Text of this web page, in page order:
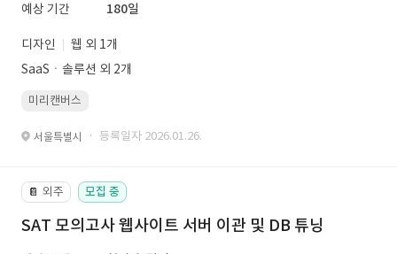
예상 기간
180일
디자인
웹 외 1개
SaaSㆍ솔루션 외 2개
미리캔버스
서울특별시 · 등록일자 2026.01.26.
📔 외주 모집 중
SAT 모의고사 웹사이트 서버 이관 및 DB 튜닝